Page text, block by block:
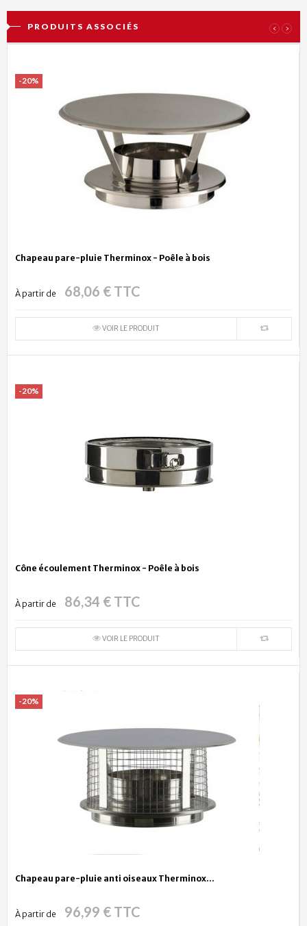
PRODUITS ASSOCIÉS ‹ ›
-20%
Chapeau pare-pluie Therminox - Poêle à bois
À partir de 68,06 € TTC
VOIR LE PRODUIT
-20%
Cône écoulement Therminox - Poêle à bois
À partir de 86,34 € TTC
VOIR LE PRODUIT
-20%
Chapeau pare-pluie anti oiseaux Therminox...
À partir de 96,99 € TTC